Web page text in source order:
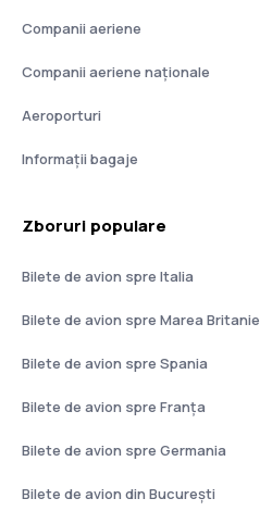
Companii aeriene
Companii aeriene naţionale
Aeroporturi
Informații bagaje
Zboruri populare
Bilete de avion spre Italia
Bilete de avion spre Marea Britanie
Bilete de avion spre Spania
Bilete de avion spre Franţa
Bilete de avion spre Germania
Bilete de avion din București